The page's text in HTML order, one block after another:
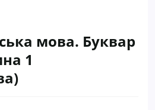
мова. Буквар
1